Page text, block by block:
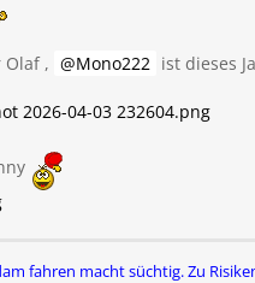
Olaf , Mono222 ist dieses
2026-04-03 232604.png
fahren macht süchtig. Zu